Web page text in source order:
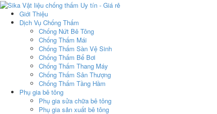
Giới Thiệu
Dịch Vụ Chống Thấm
Chống Nứt Bê Tông
Chống Thấm Mái
Chống Thấm Sàn Vệ Sinh
Chống Thấm Bể Bơi
Chống Thấm Thang Máy
Chống Thấm Sân Thượng
Chống Thấm Tầng Hầm
Phụ gia bê tông
Phụ gia sửa chữa bê tông
Phụ gia sản xuất bê tông